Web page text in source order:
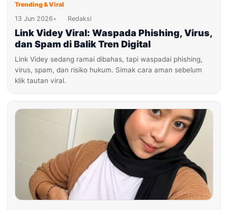
Trending & Viral
13 Jun 2026• Redaksi
Link Videy Viral: Waspada Phishing, Virus,
dan Spam di Balik Tren Digital
Link Videy sedang ramai dibahas, tapi waspadai phishing,
virus, spam, dan risiko hukum. Simak cara aman sebelum
klik tautan viral.